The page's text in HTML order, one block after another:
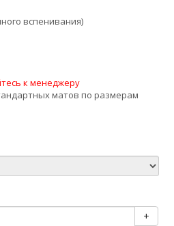
вспенивания)
к менеджеру
матов по размерам
+